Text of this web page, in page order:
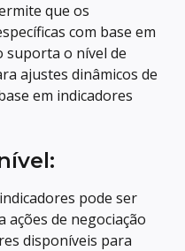
que os
com base em
suporta o nível de
ajustes dinâmicos de
em indicadores
pode ser
ações de negociação
disponíveis para